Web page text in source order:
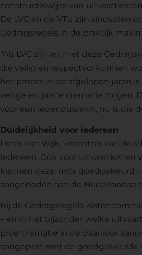
constructiewijze van
De LVC en de VTU zijn sindsdien
Gedragsregels in de praktijk
“Als LVC zijn wij met deze
die veilig en respectvol kunnen
het proces in de afgelopen jaren
veilige en juiste crematie zorgen.
voor een ieder duidelijk, nu is die
Duidelijkheid voor iedereen
Peter van Wijk, voorzitter van de
iedereen. Ook voor uitvaartkisten
kunnen deze, mits goedgekeurd
aangeboden aan de Nederlandse
Bij de Gedragsregels
– en in het bijzonder welke
proefcrematie in de daarvoor
aangepast met de